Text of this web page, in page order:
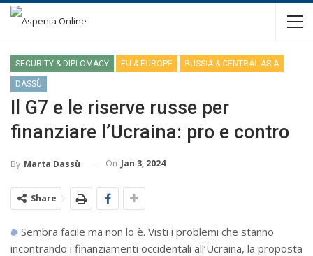
SECURITY & DIPLOMACY EU & EUROPE RUSSIA & CENTRAL ASIA
DASSÙ
Il G7 e le riserve russe per
finanziare l’Ucraina: pro e contro
By Marta Dassù On Jan 3, 2024
Share
Sembra facile ma non lo è. Visti i problemi che stanno
incontrando i finanziamenti occidentali all’Ucraina, la proposta